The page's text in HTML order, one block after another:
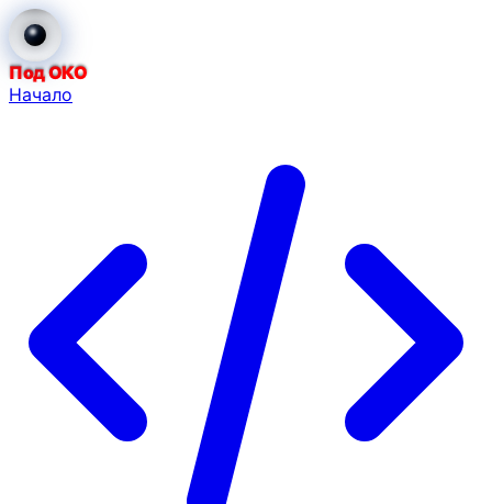
Под ОКО
Начало